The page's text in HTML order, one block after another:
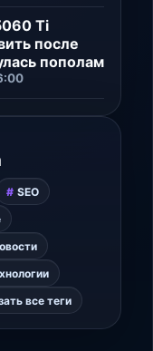
Ti
после
пополам
SEO
все теги